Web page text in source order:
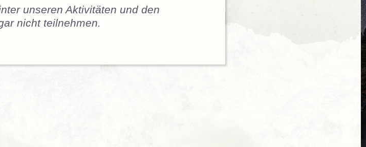
unseren Aktivitäten und den
nicht teilnehmen.